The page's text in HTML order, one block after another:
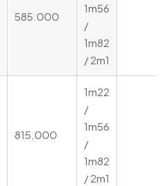
585.000
1m56
/
1m82
/ 2m1
815.000
1m22
/
1m56
/
1m82
/ 2m1